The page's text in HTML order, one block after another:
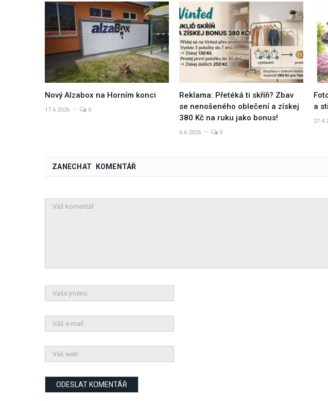
Nový Alzabox na Horním konci
17.6.2026 0
Reklama: Přetéká ti skříň? Zbav
se nenošeného oblečení a získej
380 Kč na ruku jako bonus!
6.6.2026 0
a
ZANECHAT KOMENTÁŘ